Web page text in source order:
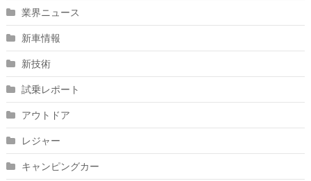
業界ニュース
新車情報
新技術
試乗レポート
アウトドア
レジャー
キャンピングカー